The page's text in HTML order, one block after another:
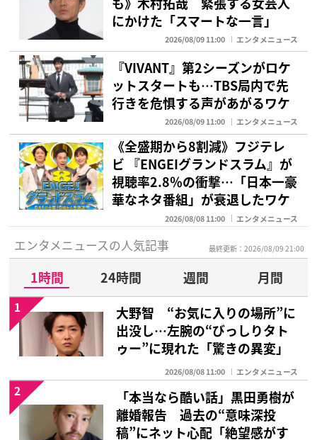
にかけた「スマートな一言」
2026/08/09 11:00 エンタメニュース
『VIVANT』第2シーズンがロケ
ットスタートも…TBS局内で先
行きを危惧する声があがるワケ
2026/08/09 11:00 エンタメニュース
《全盛期から8割減》フジテレ
ビ 『ENGEIグランドスラム』が
視聴率2.8％の衝撃…「日本一豪
華なネタ番組」が衰退したワケ
2026/08/08 11:00 エンタメニュース
エンタメニュースの人気記事 最終更新：2026/08/09 21:00
1時間 24時間 週間
月間
大野智 “お気に入りの場所”に
出没し…左腕の“びっしりタト
ゥー”に現れた「驚きの異変」
2026/08/08 11:00 エンタメニュース
1
「本当なら酷い話」黒田勇樹が
離婚報告 過去の“意味深投
稿”にネット心配「絶望感がす
2